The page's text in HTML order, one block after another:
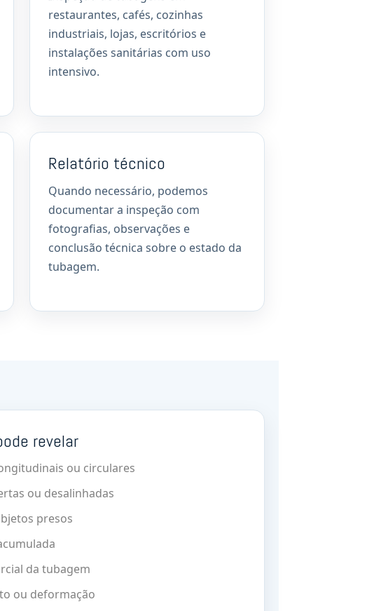
restaurantes, cafés, cozinhas
industriais, lojas, escritórios e
instalações sanitárias com uso
intensivo.
Relatório técnico
Quando necessário, podemos
documentar a inspeção com
fotografias, observações e
conclusão técnica sobre o estado da
tubagem.
revelar
ou circulares
ou desalinhadas
presos
da tubagem
ou deformação